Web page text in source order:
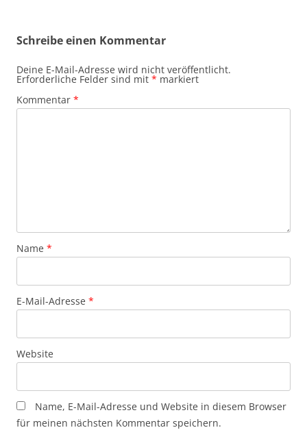
Schreibe einen Kommentar
Deine E-Mail-Adresse wird nicht veröffentlicht.
Erforderliche Felder sind mit * markiert
Kommentar *
Name *
E-Mail-Adresse *
Website
Name, E-Mail-Adresse und Website in diesem Browser
für meinen nächsten Kommentar speichern.